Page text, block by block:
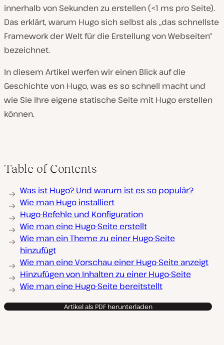
innerhalb von Sekunden zu erstellen (<1 ms pro Seite).
Das erklärt, warum Hugo sich selbst als „das schnellste
Framework der Welt für die Erstellung von Webseiten“
bezeichnet.
In diesem Artikel werfen wir einen Blick auf die
Geschichte von Hugo, was es so schnell macht und
wie Sie Ihre eigene statische Seite mit Hugo erstellen
können.
Table of Contents
Was ist Hugo? Und warum ist es so populär?
Wie man Hugo installiert
Hugo-Befehle und Konfiguration
Wie man eine Hugo-Seite erstellt
Wie man ein Theme zu einer Hugo-Seite
hinzufügt
Wie man eine Vorschau einer Hugo-Seite anzeigt
Hinzufügen von Inhalten zu einer Hugo-Seite
Wie man eine Hugo-Seite bereitstellt
Artikel als PDF herunterladen